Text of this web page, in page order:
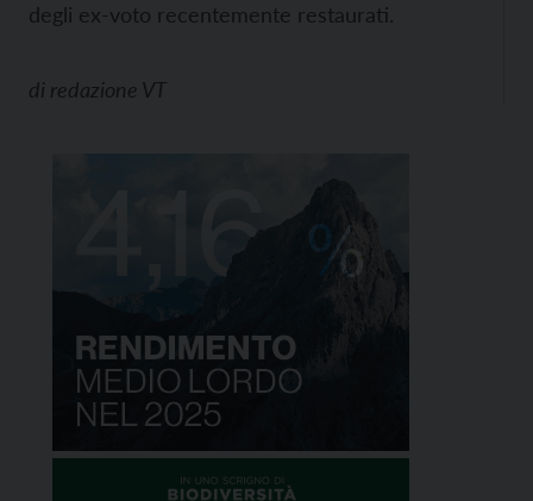
degli ex-voto recentemente restaurati.
di redazione VT